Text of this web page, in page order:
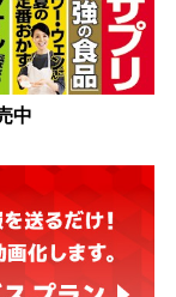
中